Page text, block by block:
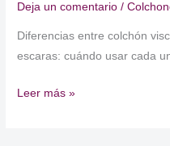
Deja un comentario /
Diferencias entre colchón
escaras: cuándo usar cada
Colchón
Leer más »